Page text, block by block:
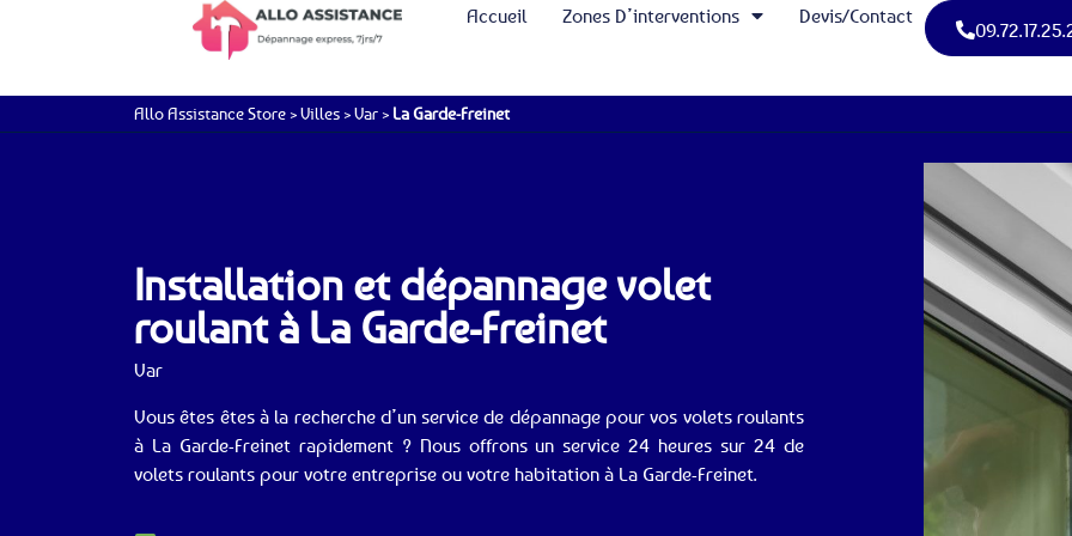
Accueil Zones D’interventions Devis/Contact
Allo Assistance Store >Villes >Var > La Garde-Freinet
Installation et dépannage volet
roulant à La Garde-Freinet
Var
Vous êtes êtes à la recherche d’un service de dépannage pour vos volets roulants
à La Garde-Freinet rapidement ? Nous offrons un service 24 heures sur 24 de
volets roulants pour votre entreprise ou votre habitation à La Garde-Freinet.